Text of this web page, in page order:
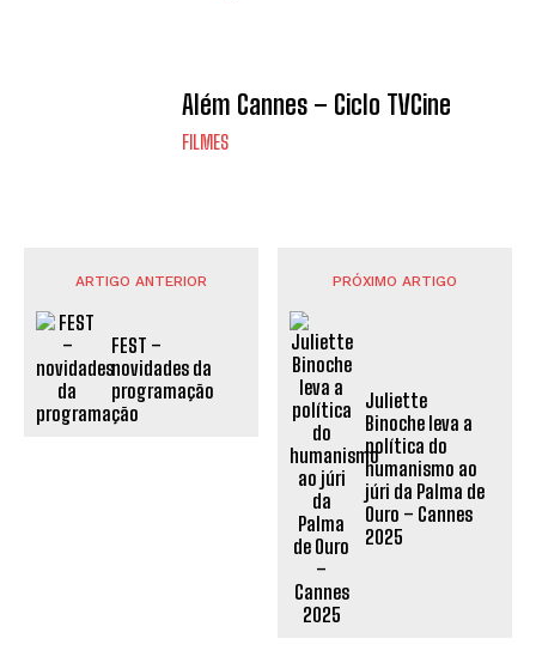
Além Cannes – Ciclo TVCine
FILMES
ARTIGO ANTERIOR
FEST –
novidades da
programação
PRÓXIMO ARTIGO
Juliette
Binoche leva a
política do
humanismo ao
júri da Palma de
Ouro – Cannes
2025